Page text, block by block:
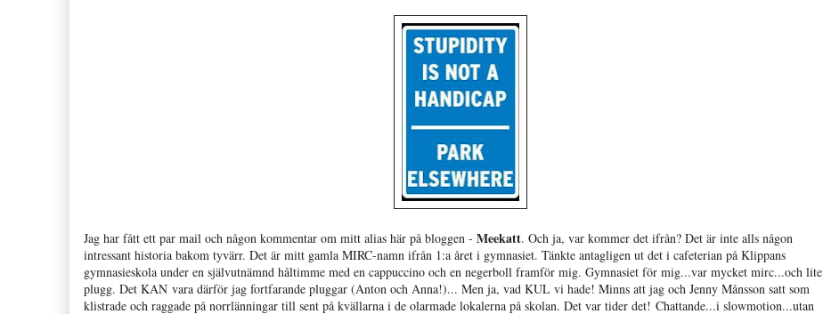
Jag har fått ett par mail och någon kommentar om mitt alias här på bloggen - Meekatt. Och ja, var kommer det ifrån? Det är inte alls någon
intressant historia bakom tyvärr. Det är mitt gamla MIRC-namn ifrån 1:a året i gymnasiet. Tänkte antagligen ut det i cafeterian på Klippans
gymnasieskola under en självutnämnd håltimme med en cappuccino och en negerboll framför mig. Gymnasiet för mig...var mycket mirc...och lite
plugg. Det KAN vara därför jag fortfarande pluggar (Anton och Anna!)... Men ja, vad KUL vi hade! Minns att jag och Jenny Månsson satt som
klistrade och raggade på norrlänningar till sent på kvällarna i de olarmade lokalerna på skolan. Det var tider det! Chattande...i slowmotion...utan